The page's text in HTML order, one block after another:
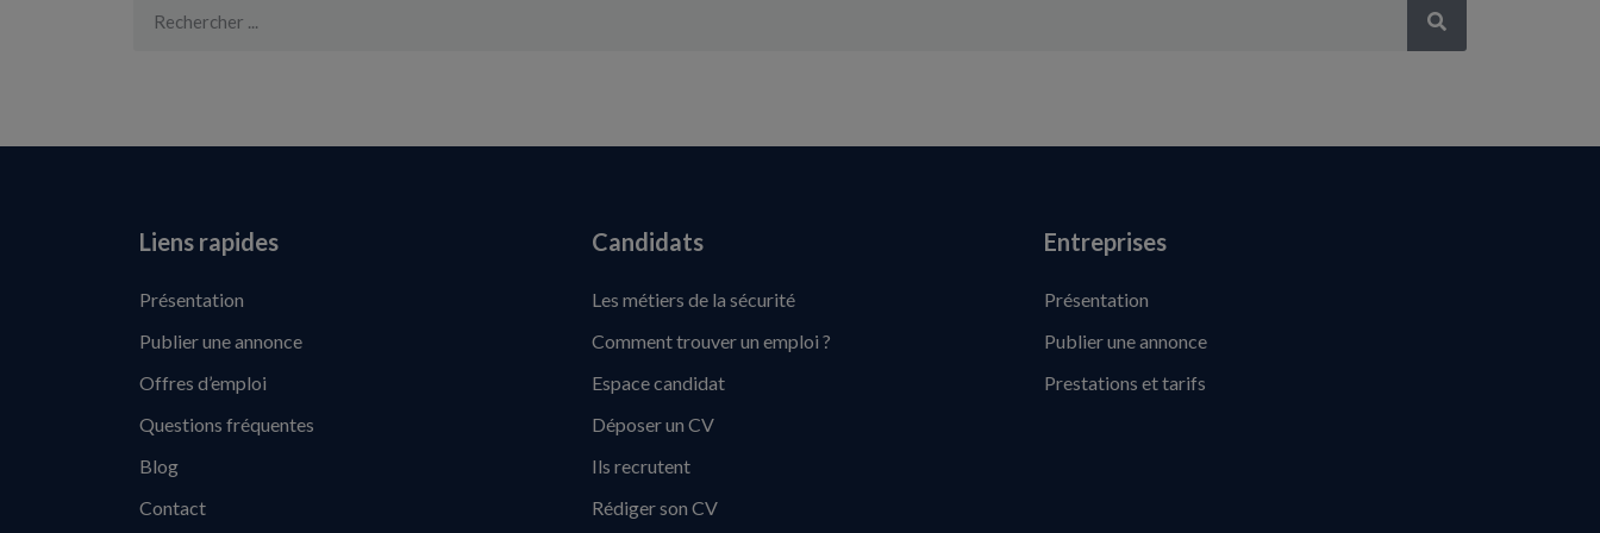
Liens rapides
Présentation
Publier une annonce
Offres d’emploi
Questions fréquentes
Blog
Contact
Candidats
Les métiers de la sécurité
Comment trouver un emploi ?
Espace candidat
Déposer un CV
Ils recrutent
Rédiger son CV
Entreprises
Présentation
Publier une annonce
Prestations et tarifs